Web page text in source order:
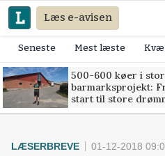
Læs e-avisen
Seneste Mest læste
500-600 køer i
barmarksprojekt:
start til store
LÆSERBREVE 01-12-2018